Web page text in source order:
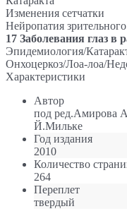
Изменения сетчатки
Нейропатия
17 Заболевания глаз в
Эпидемиология/
Онхоцеркоз/Лоа-лоа/
Характеристики
Автор
под ред.Амирова
Й.Мильке
Год издания
2010
Количество
264
Переплет
твердый